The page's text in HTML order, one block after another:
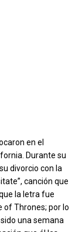
en el
Durante su
divorcio con la
canción que
la letra fue
of Thrones; por lo
una semana